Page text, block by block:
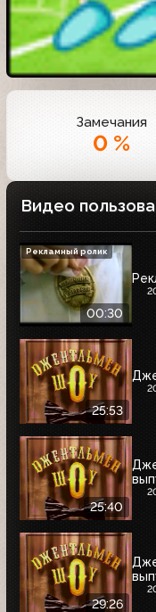
Замечания
0 %
Видео
00:30
Рекламный ролик
25:53
25:40
29:26